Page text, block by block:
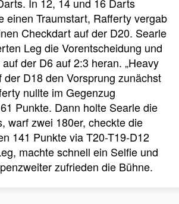
einen Traumstart, Rafferty vergab
Checkdart auf der D20. Searle
Leg die Vorentscheidung und
der D6 auf 2:3 heran. „Heavy
der D18 den Vorsprung zunächst
nullte im Gegenzug
Punkte. Dann holte Searle die
warf zwei 180er, checkte die
141 Punkte via T20-T19-D12
machte schnell ein Selfie und
zufrieden die Bühne.